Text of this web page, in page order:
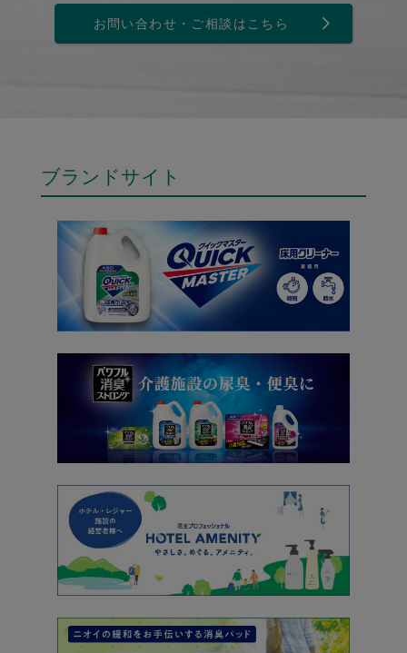
お問い合わせ・ご相談はこちら
ブランドサイト